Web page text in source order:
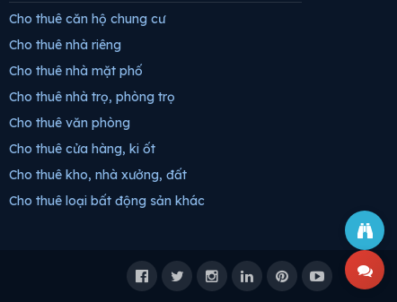
Cho thuê căn hộ chung cư
Cho thuê nhà riêng
Cho thuê nhà mặt phố
Cho thuê nhà trọ, phòng trọ
Cho thuê văn phòng
Cho thuê cửa hàng, ki ốt
Cho thuê kho, nhà xưởng, đất
Cho thuê loại bất động sản khác